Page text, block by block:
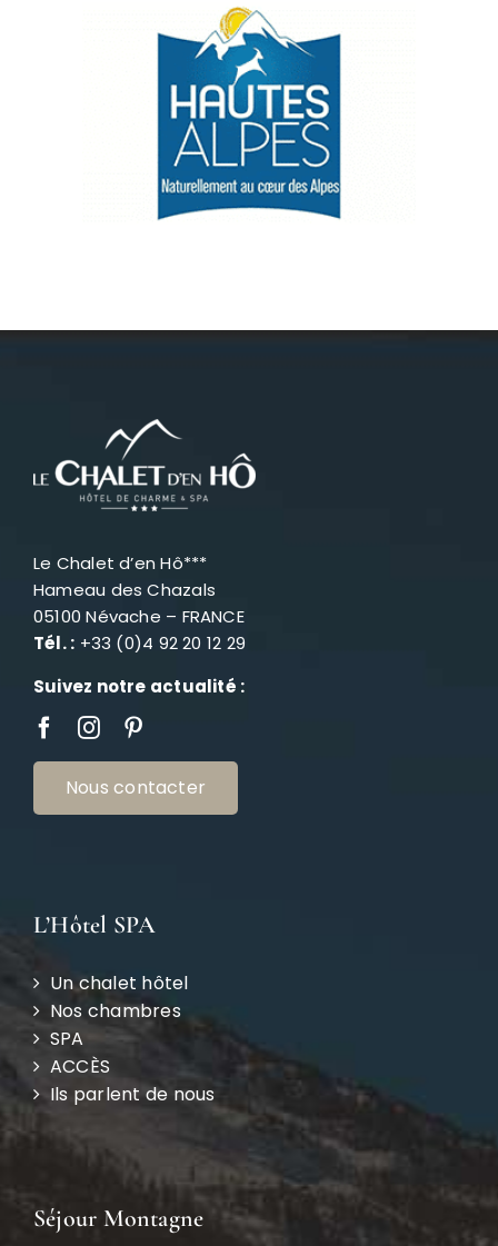
Le Chalet d’en Hô***
Hameau des Chazals
05100 Névache – FRANCE
Tél. : +33 (0)4 92 20 12 29
Suivez notre actualité :
Nous contacter
L’Hôtel SPA
Un chalet hôtel
Nos chambres
SPA
ACCÈS
Ils parlent de nous
Séjour Montagne